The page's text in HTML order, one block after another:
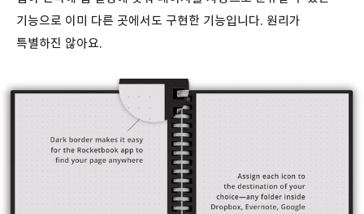
기능으로 이미 다른 곳에서도 구현한 기능입니다. 원리가
특별하진 않아요.